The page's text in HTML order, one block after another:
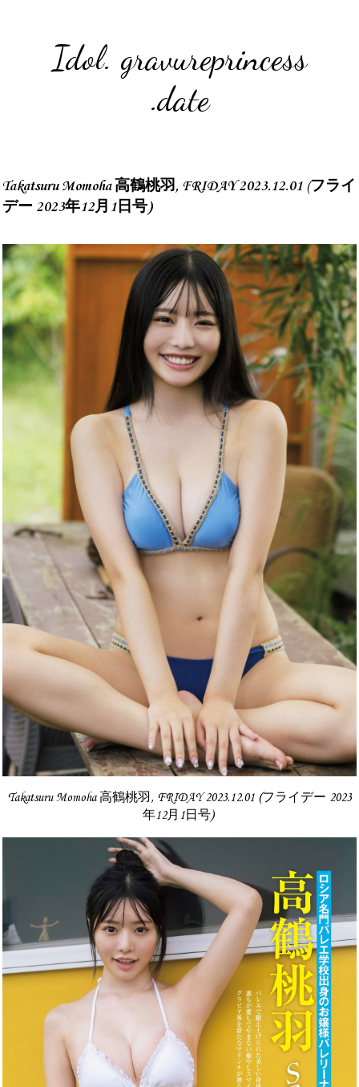
Idol. gravureprincess
.date
Takatsuru Momoha 高鶴桃羽, FRIDAY 2023.12.01 (フライ
デー 2023年12月1日号)
Takatsuru Momoha 高鶴桃羽, FRIDAY 2023.12.01 (フライデー 2023
年12月1日号)